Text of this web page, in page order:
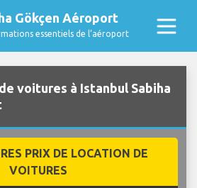
Gökçen Aéroport
essentiels de l’aéroport
voitures à Istanbul Sabiha
PRIX DE LOCATION DE
VOITURES